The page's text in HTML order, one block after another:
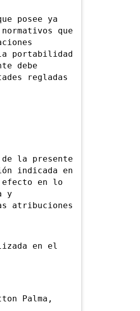
posee ya
que
portabilidad
debe
regladas
la presente
indicada en
en lo
y
atribuciones
en el
Palma,